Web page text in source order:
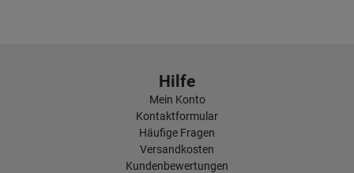
Hilfe
Mein Konto
Kontaktformular
Häufige Fragen
Versandkosten
Kundenbewertungen